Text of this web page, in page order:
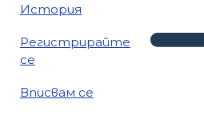
История
Регистрирайте
се
Вписвам се